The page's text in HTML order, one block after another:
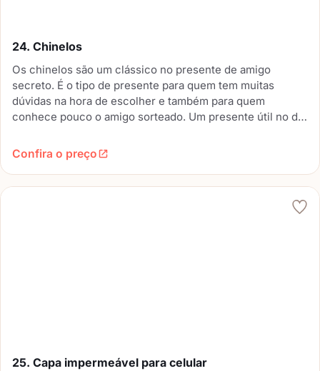
24. Chinelos
Os chinelos são um clássico no presente de amigo
secreto. É o tipo de presente para quem tem muitas
dúvidas na hora de escolher e também para quem
conhece pouco o amigo sorteado. Um presente útil no dia
dependendo do modelo.
Confira o preço
25. Capa impermeável para celular